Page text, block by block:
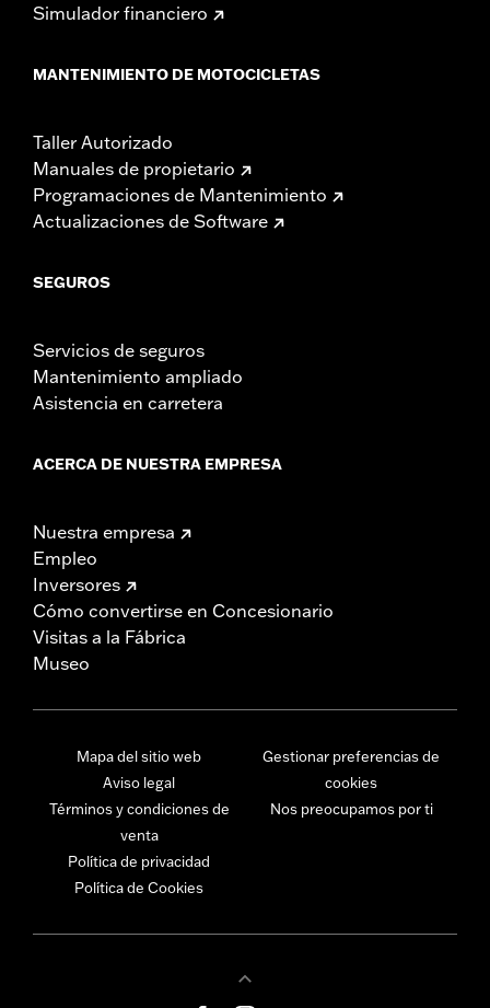
Simulador financiero
MANTENIMIENTO DE MOTOCICLETAS
Taller Autorizado
Manuales de propietario
Programaciones de Mantenimiento
Actualizaciones de Software
SEGUROS
Servicios de seguros
Mantenimiento ampliado
Asistencia en carretera
ACERCA DE NUESTRA EMPRESA
Nuestra empresa
Empleo
Inversores
Cómo convertirse en Concesionario
Visitas a la Fábrica
Museo
Mapa del sitio web
Aviso legal
Términos y condiciones de
venta
Política de privacidad
Política de Cookies
Gestionar preferencias de
cookies
Nos preocupamos por ti